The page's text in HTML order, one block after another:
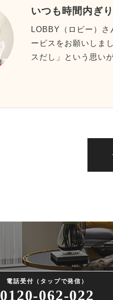
いつも時間内ぎ
LOBBY（ロビー）
ービスをお願いしま
スだし」という思い
電話受付（タップで発信）
0120-062-022